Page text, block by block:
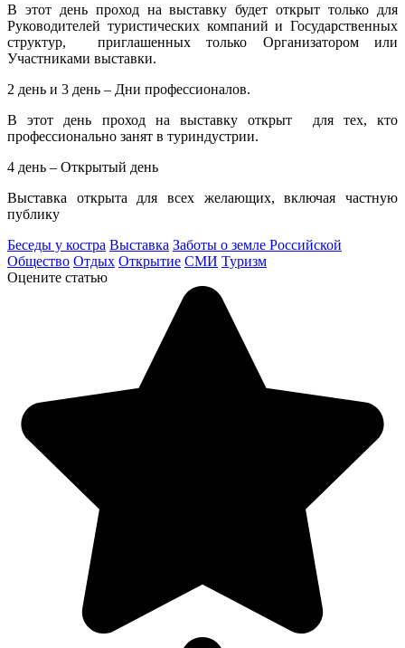
В этот день проход на выставку будет открыт только для
Руководителей туристических компаний и Государственных
структур, приглашенных только Организатором или
Участниками выставки.
2 день и 3 день – Дни профессионалов.
В этот день проход на выставку открыт для тех, кто
профессионально занят в туриндустрии.
4 день – Открытый день
Выставка открыта для всех желающих, включая частную
публику
Беседы у костра Выставка Заботы о земле Российской
Общество Отдых Открытие СМИ Туризм
Оцените статью